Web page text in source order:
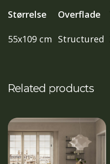
Størrelse Overflade
55x109 cm Structured
Related products